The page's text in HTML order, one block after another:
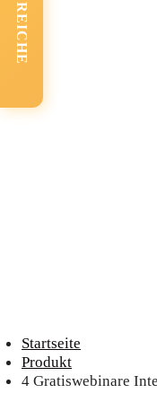
Startseite
Produkt
4 Gratiswebinare